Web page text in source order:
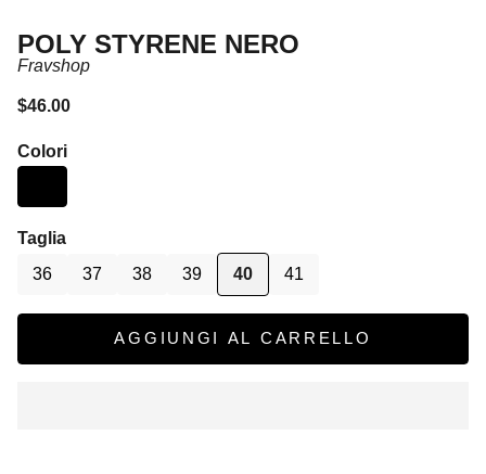
POLY STYRENE NERO
Fravshop
Prezzo scontato
$46.00
Colori
Taglia
36
37 38 39 40 41
AGGIUNGI AL CARRELLO